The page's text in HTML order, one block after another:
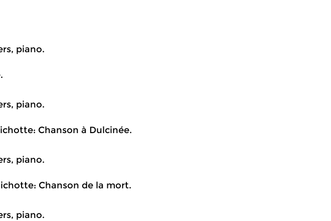
piano.
piano.
Chanson à Dulcinée.
piano.
Chanson de la mort.
piano.